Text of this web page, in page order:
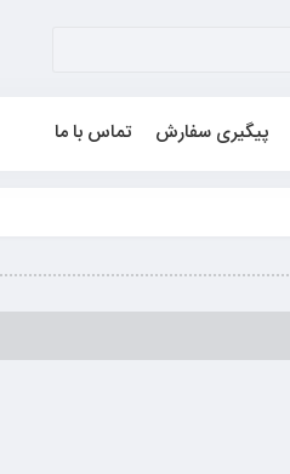
پیگیری سفارش تماس با ما